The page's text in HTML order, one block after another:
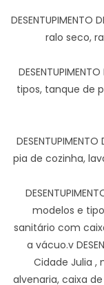
ralo seco,
tipos, tanque de
pia de cozinha,
modelos e
sanitário com
a vácuo.v
Cidade Julia ,
alvenaria, caixa